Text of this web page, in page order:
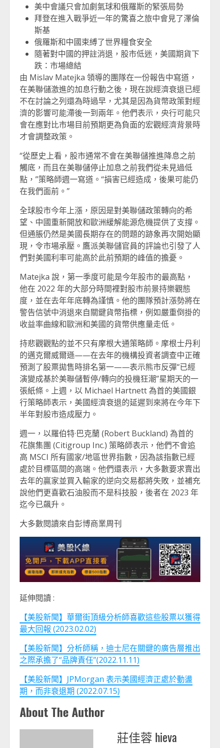
美中會議只會加劇氣球和俄羅斯的緊張局勢
拜登在進入戰爭近一年的驚喜之旅中會見了澤倫
斯基
俄羅斯和中國束縛了世界糧食安全
隨著對中國的押註消退，股市低迷，美國期貨下
跌：市場總結
由 Mislav Matejka 領導的團隊在一份報告中寫道，
在美聯儲激進的加息行動之後，現在說經濟衰退已經
不在討論之列還為時過早，尤其是因為貨幣政策對經
濟的影響可能滯後一到兩年。他們表示，央行可能只
會在應對比市場目前預期更為負面的宏觀經濟背景時
才會調整政策。
“從歷史上看，股市通常不會在美聯儲推進降息之前
觸底，而且在美聯儲停止加息之前我們從未見過低
點，”策略師週一寫道。“損害已經造成，後果可能仍
在我們面前。”
全球股市今年上漲，原因是對美聯儲政策轉向的希
望、中國重新開放和歐洲緩解能源危機提供了支撐。
但通脹仍然是美國長期存在的問題的跡象再次開始顯
現，令市場承壓。鷹派美聯儲官員的評論也引發了人
們對美國利率可能高於此前預期的峰值的擔憂。
Matejka 說，第一季度可能是今年股市的最高點，
他在 2022 年的大部分時間裡對股市前景持樂觀態
度，並在去年年底轉為謹慎。他的團隊預計漲勢將在
警告信號中消退來自關鍵貨幣指標，例如嚴重倒掛的
收益率曲線和歐洲和美國的貨幣供應量走低。
持悲觀觀點的並不只有摩根大通策略師。摩根士丹利
的邁克爾威爾遜——在去年的機構投資者調查中正確
預測了股票拋售時排名第一——表示熊市反彈“已經
演變成基於美聯儲暫停/轉向的投機狂潮”星期天的一
張紙條。上週，以 Michael Hartnett 為首的美國銀
行策略師表示，美國經濟衰退的延遲到來將在今年下
半年對股市造成壓力。
週一，以羅伯特·巴克蘭 (Robert Buckland) 為首的
花旗集團 (Citigroup Inc.) 策略師表示，他們不會追
高 MSCI 所有國家/地區世界指數，因為該指數已經
處於目標區間的高端。他們還表示，大多數要求賣出
去年的贏家並買入輸家的逆向交易都將失敗，並補充
說他們更喜歡石油股而不是科技股，後者在 2023 年
迄今已飆升。
大多數閱讀來自彭博商業周刊
延伸閱讀 :
【美股新聞】華爾街頂級分析師喜歡這些股票以獲得
最大回報 (2023.02.02)
【美股新聞】分析師稱，迪士尼在關鍵的廣告層推出
之際承擔了“品牌責任”(2022.11.11)
【美股新聞】JPMorgan 表示美國經濟正處於動盪
期，而非衰退期 (2022.07.15)
About The Author
莊佳蓉 hieva